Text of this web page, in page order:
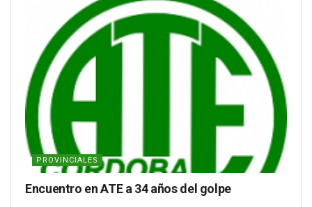
PROVINCIALES
Encuentro en ATE a 34 años del golpe